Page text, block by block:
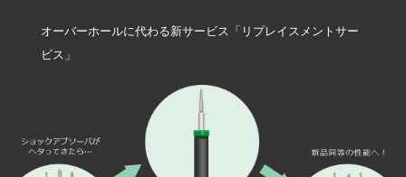
オーバーホールに代わる新サービス「リプレイスメントサー
ビス」